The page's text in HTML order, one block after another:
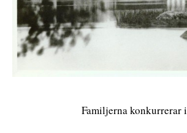
Familjerna konkurrerar